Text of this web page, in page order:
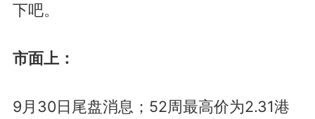
下吧。
市面上：
9月30日尾盘消息；52周最高价为2.31港